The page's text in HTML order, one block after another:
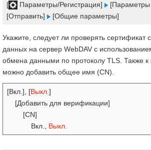
[ Параметры/Регистрация]
[Отправить]
[Общие параметры]
Укажите, следует ли проверять сертификат
данных на сервер WebDAV с
обмена данными по протоколу TLS. Также к
можно добавить общее имя (CN).
[Вкл.], [Выкл. ]
[Добавить для верификации]
[CN]
Вкл., Выкл.